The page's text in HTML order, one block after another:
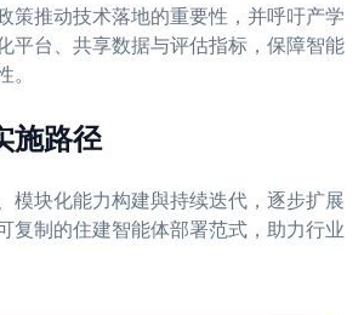
策推动技术落地的重要性，并呼吁产学
平台、共享数据与评估指标，保障智能
施路径
模块化能力构建與持续迭代，逐步扩展
复制的住建智能体部署范式，助力行业